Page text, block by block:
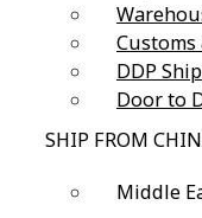
DDP
Door to
SHIP FROM
Middle